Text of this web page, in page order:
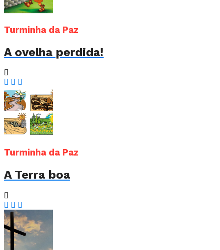
Turminha da Paz
A ovelha perdida!
Turminha da Paz
A Terra boa